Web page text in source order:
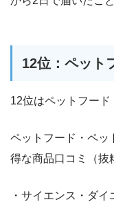
12位：ペット
12位はペットフード
ペットフード・ペッ
得な商品口コミ（抜
・サイエンス・ダイ